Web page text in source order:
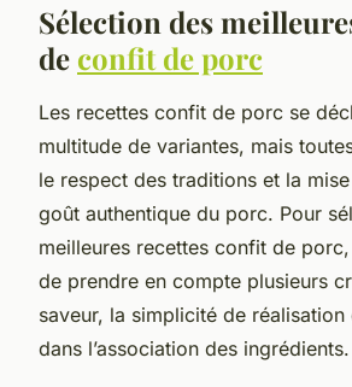
Sélection des
de confit de porc
Les recettes confit de porc se
multitude de variantes, mais
le respect des traditions et la
goût authentique du porc. Pour
meilleures recettes confit de
de prendre en compte plusieurs
saveur, la simplicité de réalisation
dans l’association des ingrédients.